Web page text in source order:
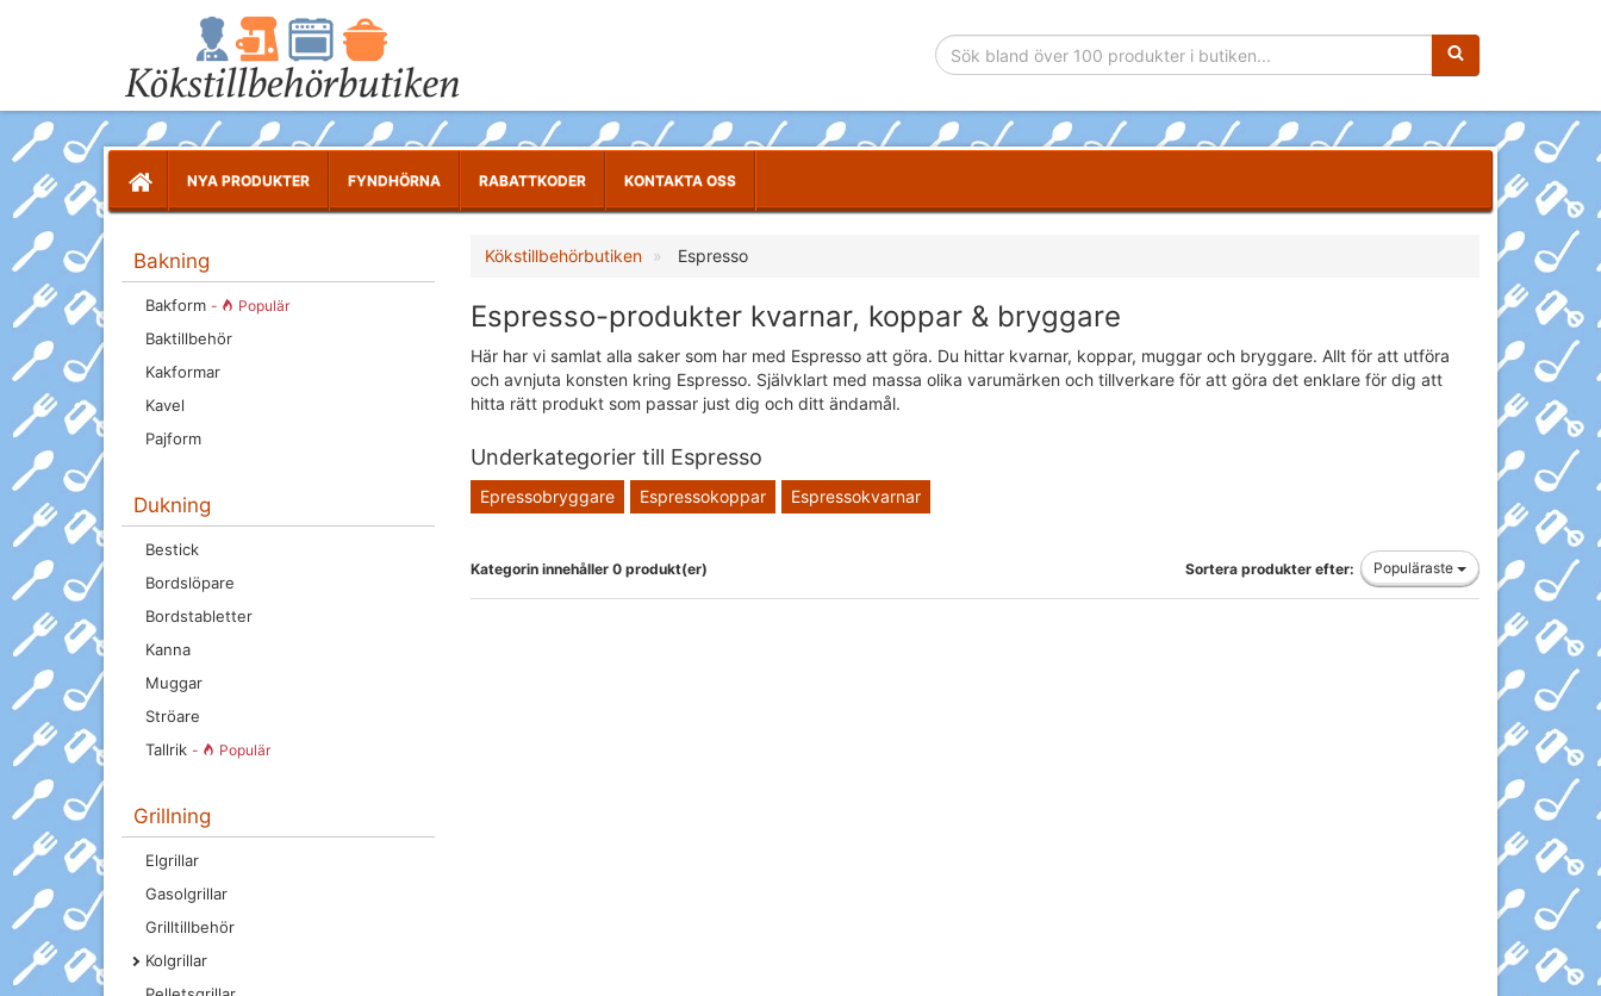
Sökfras:
NYA PRODUKTER FYNDHÖRNA RABATTKODER KONTAKTA OSS
Bakning
Bakform - Populär
Baktillbehör
Kakformar
Kavel
Pajform
Dukning
Bestick
Bordslöpare
Bordstabletter
Kanna
Muggar
Ströare
Tallrik - Populär
Grillning
Elgrillar
Gasolgrillar
Grilltillbehör
Kolgrillar
Kökstillbehörbutiken Espresso
Espresso-produkter kvarnar, koppar & bryggare
Här har vi samlat alla saker som har med Espresso att göra. Du hittar kvarnar, koppar, muggar och bryggare. Allt för att utföra
och avnjuta konsten kring Espresso. Självklart med massa olika varumärken och tillverkare för att göra det enklare för dig att
hitta rätt produkt som passar just dig och ditt ändamål.
Underkategorier till Espresso
Epressobryggare Espressokoppar Espressokvarnar
Kategorin innehåller 0 produkt(er) Sortera produkter efter: Populäraste